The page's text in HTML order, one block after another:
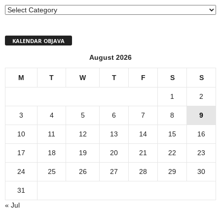
MENI
KALENDAR OBJAVA
August 2026
M T W T F S S
1 2
3 4 5 6 7 8 9
10 11 12 13 14 15 16
17 18 19 20 21 22 23
24 25 26 27 28 29 30
31
« Jul